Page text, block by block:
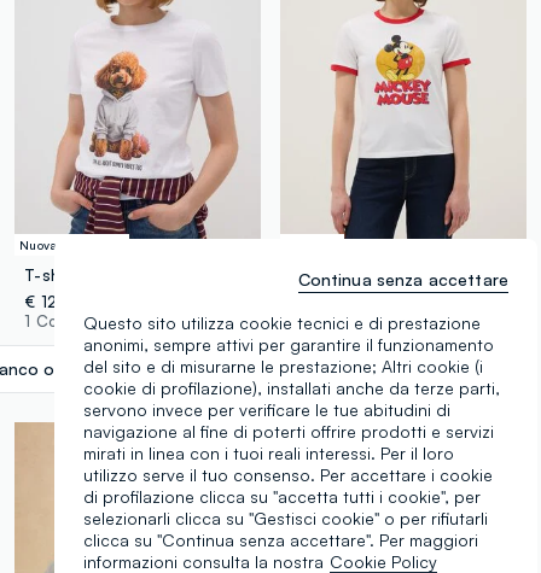
Nuova Collezione
€ 12,95
1 Colori
ottico label.selectsize
DISNEY
€ 17,95 -70%€ 5,38
1 Colori
Questo sito utilizza cookie tecnici e di prestazione
anonimi, sempre attivi per garantire il funzionamento
del sito e di misurarne le prestazione; Altri cookie (i
cookie di profilazione), installati anche da terze parti,
servono invece per verificare le tue abitudini di
navigazione al fine di poterti offrire prodotti e servizi
mirati in linea con i tuoi reali interessi. Per il loro
utilizzo serve il tuo consenso. Per accettare i cookie
di profilazione clicca su "accetta tutti i cookie", per
selezionarli clicca su "Gestisci cookie" o per rifiutarli
clicca su "Continua senza accettare". Per maggiori
informazioni consulta la nostra Cookie Policy
Continua senza accettare